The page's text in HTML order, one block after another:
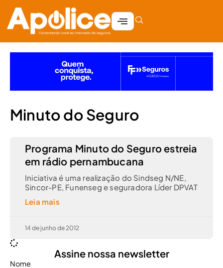
Minuto do Seguro
Programa Minuto do Seguro estreia
em rádio pernambucana
Iniciativa é uma realização do Sindseg N/NE,
Sincor-PE, Funenseg e seguradora Líder DPVAT
Leia mais
14 de junho de 2012
Assine nossa newsletter
Nome